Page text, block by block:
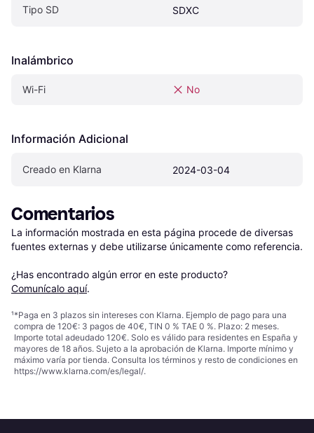
Tipo SD SDXC
Inalámbrico
Wi-Fi No
Información Adicional
Creado en Klarna 2024-03-04
Comentarios
La información mostrada en esta página procede de diversas
fuentes externas y debe utilizarse únicamente como referencia.
¿Has encontrado algún error en este producto?
Comunícalo aquí.
¹*Paga en 3 plazos sin intereses con Klarna. Ejemplo de pago para una
compra de 120€: 3 pagos de 40€, TIN 0 % TAE 0 %. Plazo: 2 meses.
Importe total adeudado 120€. Solo es válido para residentes en España y
mayores de 18 años. Sujeto a la aprobación de Klarna. Importe mínimo y
máximo varía por tienda. Consulta los términos y resto de condiciones en
https://www.klarna.com/es/legal/.